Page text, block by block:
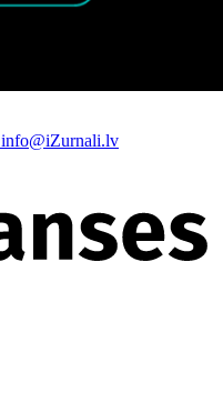
info@iZurnali.lv